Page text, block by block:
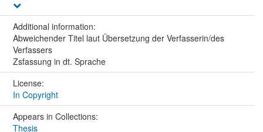
Additional information:
Abweichender Titel laut Übersetzung der Verfasserin/des
Verfassers
Zsfassung in dt. Sprache
License:
In Copyright
Appears in Collections:
Thesis